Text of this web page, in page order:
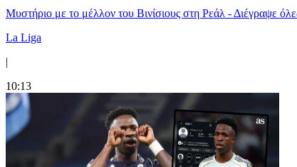
Μυστήριο με το μέλλον του Βινίσιους στη Ρεάλ - Διέγραψε
La Liga
|
10:13